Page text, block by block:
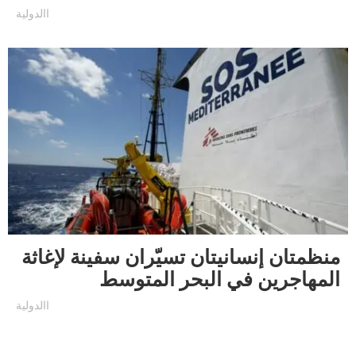
االدولية
منظمتان إنسانيتان تسيّران سفينة لإغاثة
المهاجرين في البحر المتوسط
االدولية